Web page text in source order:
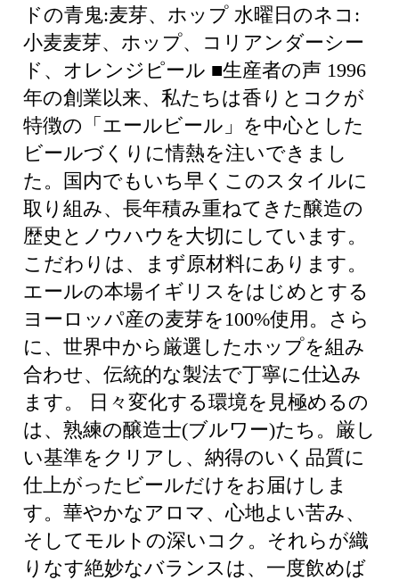
ドの青鬼:麦芽、ホップ 水曜日のネコ:
小麦麦芽、ホップ、コリアンダーシー
ド、オレンジピール ■生産者の声 1996
年の創業以来、私たちは香りとコクが
特徴の「エールビール」を中心とした
ビールづくりに情熱を注いできまし
た。国内でもいち早くこのスタイルに
取り組み、長年積み重ねてきた醸造の
歴史とノウハウを大切にしています。
こだわりは、まず原材料にあります。
エールの本場イギリスをはじめとする
ヨーロッパ産の麦芽を100%使用。さら
に、世界中から厳選したホップを組み
合わせ、伝統的な製法で丁寧に仕込み
ます。 日々変化する環境を見極めるの
は、熟練の醸造士(ブルワー)たち。厳し
い基準をクリアし、納得のいく品質に
仕上がったビールだけをお届けしま
す。華やかなアロマ、心地よい苦み、
そしてモルトの深いコク。それらが織
りなす絶妙なバランスは、一度飲めば